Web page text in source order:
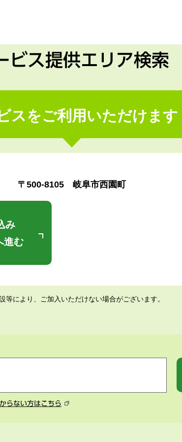
ビス提供エリア検索
スをご利用いただけます
〒500-8105 岐阜市西園町
み
進む
により、ご加入いただけない場合がございます。
らない方はこちら